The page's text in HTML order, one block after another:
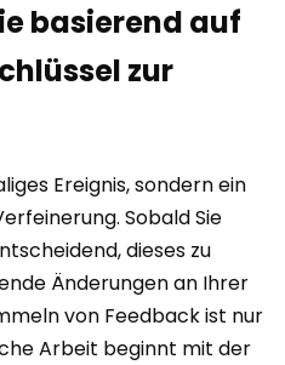
basierend auf
zur
Ereignis, sondern ein
Sobald Sie
dieses zu
Änderungen an Ihrer
von Feedback ist nur
Arbeit beginnt mit der